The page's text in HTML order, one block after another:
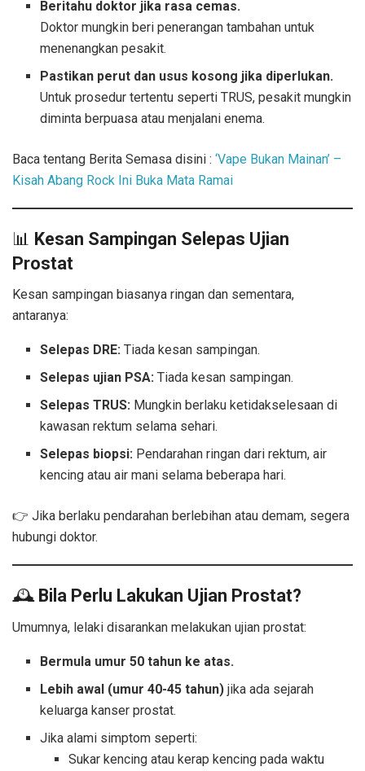
Beritahu doktor jika rasa cemas.
Doktor mungkin beri penerangan tambahan untuk
menenangkan pesakit.
Pastikan perut dan usus kosong jika diperlukan.
Untuk prosedur tertentu seperti TRUS, pesakit mungkin
diminta berpuasa atau menjalani enema.
Baca tentang Berita Semasa disini : ‘Vape Bukan Mainan’ –
Kisah Abang Rock Ini Buka Mata Ramai
📊 Kesan Sampingan Selepas Ujian
Prostat
Kesan sampingan biasanya ringan dan sementara,
antaranya:
Selepas DRE: Tiada kesan sampingan.
Selepas ujian PSA: Tiada kesan sampingan.
Selepas TRUS: Mungkin berlaku ketidakselesaan di
kawasan rektum selama sehari.
Selepas biopsi: Pendarahan ringan dari rektum, air
kencing atau air mani selama beberapa hari.
👉 Jika berlaku pendarahan berlebihan atau demam, segera
hubungi doktor.
🕰 Bila Perlu Lakukan Ujian Prostat?
Umumnya, lelaki disarankan melakukan ujian prostat:
Bermula umur 50 tahun ke atas.
Lebih awal (umur 40-45 tahun) jika ada sejarah
keluarga kanser prostat.
Jika alami simptom seperti:
Sukar kencing atau kerap kencing pada waktu